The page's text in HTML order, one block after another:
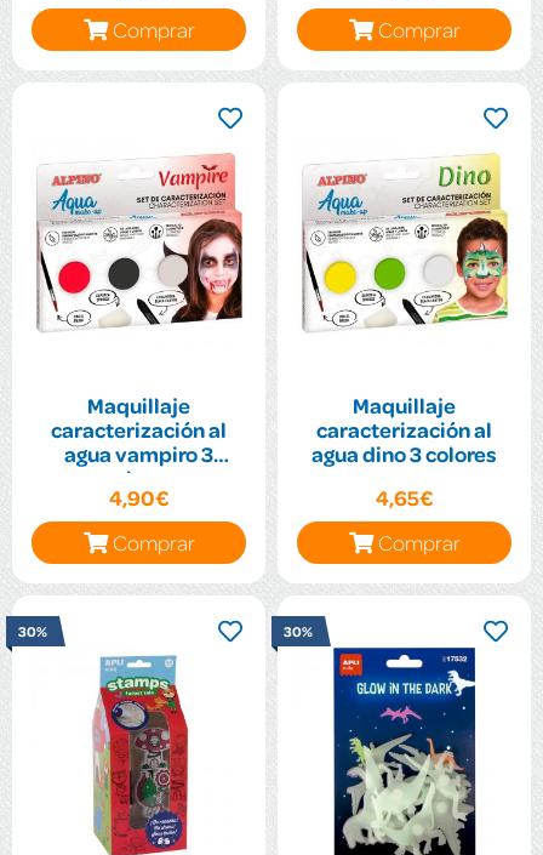
Comprar
Comprar
Maquillaje
caracterización al
agua vampiro 3
colores
4,90€
Comprar
Maquillaje
caracterización al
agua dino 3 colores
4,65€
Comprar
30% 30%